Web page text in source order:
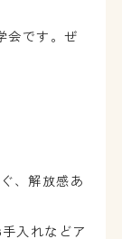
会です。ぜ
、解放感あ
入れなどア